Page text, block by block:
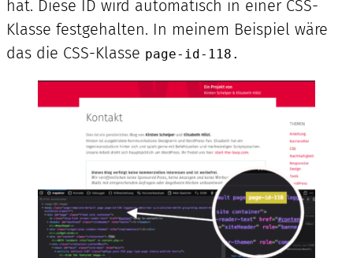
hat. Diese ID wird automatisch in einer CSS-
Klasse festgehalten. In meinem Beispiel wäre
das die CSS-Klasse page-id-118.